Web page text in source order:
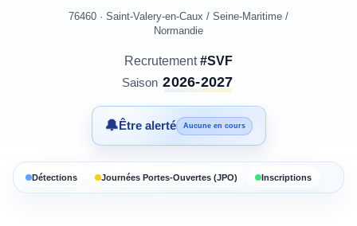
76460 · Saint-Valery-en-Caux / Seine-Maritime /
Normandie
Recrutement#SVF
Saison 2026-2027
🔔Être alerté Aucune en cours
Détections Journées Portes-Ouvertes (JPO) Inscriptions